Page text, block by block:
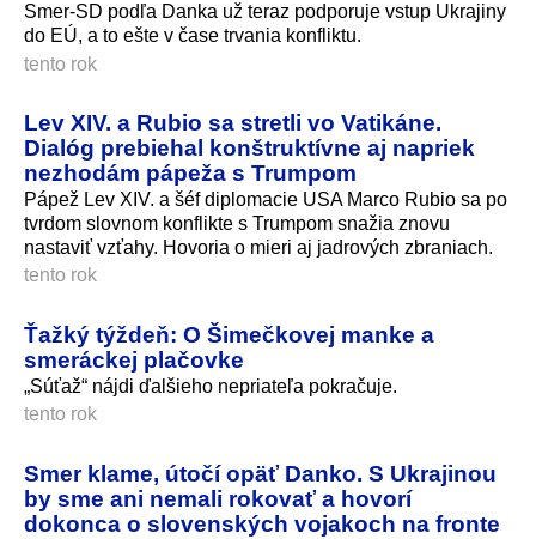
Smer-SD podľa Danka už teraz podporuje vstup Ukrajiny
do EÚ, a to ešte v čase trvania konfliktu.
tento rok
Lev XIV. a Rubio sa stretli vo Vatikáne.
Dialóg prebiehal konštruktívne aj napriek
nezhodám pápeža s Trumpom
Pápež Lev XIV. a šéf diplomacie USA Marco Rubio sa po
tvrdom slovnom konflikte s Trumpom snažia znovu
nastaviť vzťahy. Hovoria o mieri aj jadrových zbraniach.
tento rok
Ťažký týždeň: O Šimečkovej manke a
smeráckej plačovke
„Súťaž“ nájdi ďalšieho nepriateľa pokračuje.
tento rok
Smer klame, útočí opäť Danko. S Ukrajinou
by sme ani nemali rokovať a hovorí
dokonca o slovenských vojakoch na fronte